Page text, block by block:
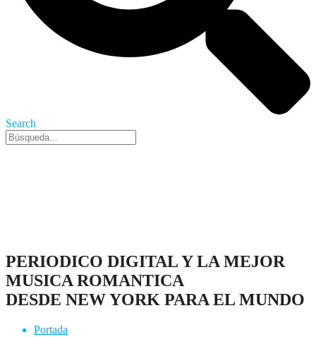
Search
PERIODICO DIGITAL Y LA MEJOR
MUSICA ROMANTICA
DESDE NEW YORK PARA EL MUNDO
Portada